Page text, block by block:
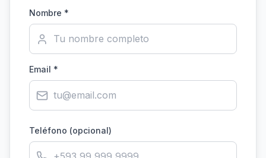
Nombre *
Email *
Teléfono (opcional)